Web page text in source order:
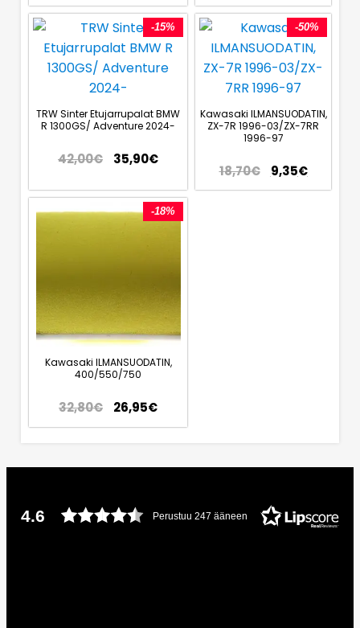
-15%
TRW Sinter Etujarrupalat BMW
R 1300GS/ Adventure 2024-
42,00€ 35,90€
-50%
Kawasaki ILMANSUODATIN,
ZX-7R 1996-03/ZX-7RR
1996-97
18,70€ 9,35€
-18%
Kawasaki ILMANSUODATIN,
400/550/750
32,80€ 26,95€
4.6 Perustuu 247 ääneen